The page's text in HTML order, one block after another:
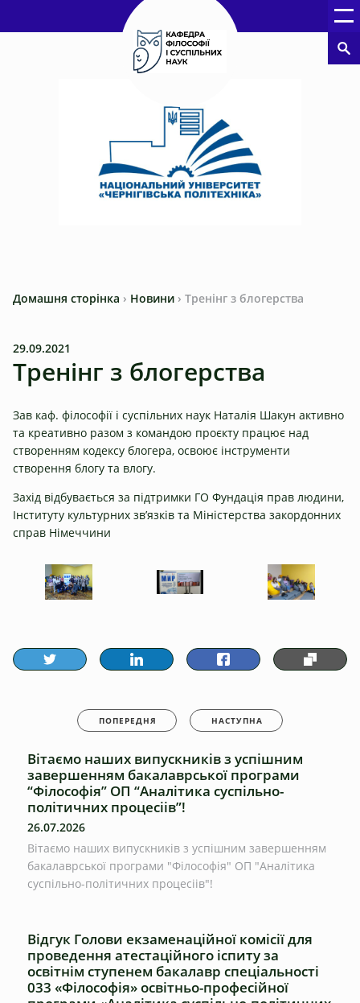
Домашня сторінка › Новини › Тренінг з блогерства
29.09.2021
Тренінг з блогерства
Зав каф. філософії і суспільних наук Наталія Шакун активно
та креативно разом з командою проєкту працює над
створенням кодексу блогера, освоює інструменти
створення блогу та влогу.
Захід відбувається за підтримки ГО Фундація прав людини,
Інституту культурних зв’язків та Міністерства закордонних
справ Німеччини
ПОПЕРЕДНЯ НАСТУПНА
Вітаємо наших випускників з успішним
завершенням бакалаврської програми
“Філософія” ОП “Аналітика суспільно-
політичних процесіів”!
26.07.2026
Вітаємо наших випускників з успішним завершенням
бакалаврської програми "Філософія" ОП "Аналітика
суспільно-політичних процесіів"!
Відгук Голови екзаменаційної комісії для
проведення атестаційного іспиту за
освітнім ступенем бакалавр спеціальності
033 «Філософія» освітньо-професійної